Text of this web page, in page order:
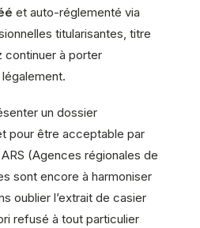
et auto-réglementé via
titularisantes, titre
continuer à porter
un dossier
pour être acceptable par
(Agences régionales de
sont encore à harmoniser
oublier l’extrait de casier
refusé à tout particulier